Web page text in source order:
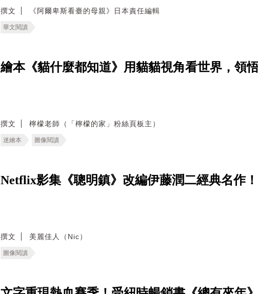
撰文 《阿爾卑斯看臺的母親》日本責任編輯
華文閱讀
繪本《貓什麼都知道》用貓貓視角看世界，領
撰文 檸檬老師（「檸檬的家」粉絲頁板主）
迷繪本 圖像閱讀
Netflix影集《聰明鎮》改編伊藤潤二經典名作
撰文 美麗佳人（Nic）
圖像閱讀